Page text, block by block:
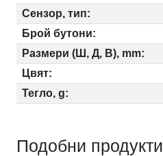
Сензор, тип:
Брой бутони:
Размери (Ш, Д, В), mm:
Цвят:
Тегло, g:
Подобни продукти